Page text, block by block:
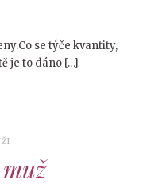
se týče kvantity,
je to dáno […]